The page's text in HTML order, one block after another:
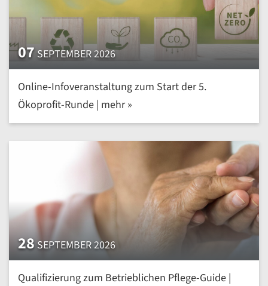
07SEPTEMBER 2026
Online-Infoveranstaltung zum Start der 5.
Ökoprofit-Runde | mehr »
28SEPTEMBER 2026
Qualifizierung zum Betrieblichen Pflege-Guide |